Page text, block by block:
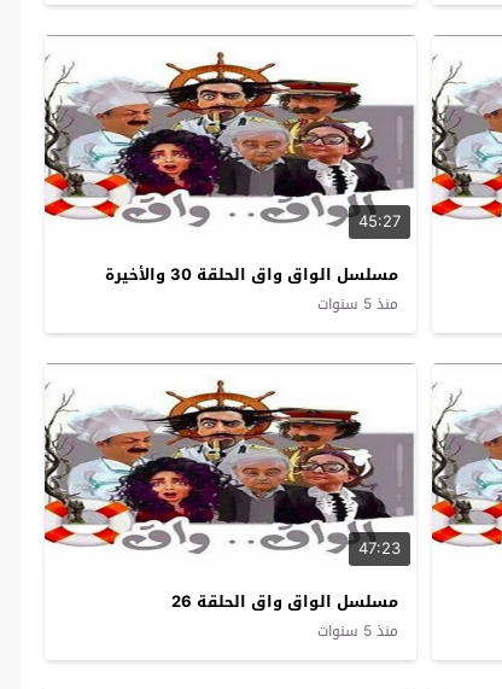
45:27
مسلسل الواق واق الحلقة 30 والأخيرة
منذ 5 سنوات
47:23
مسلسل الواق واق الحلقة 26
منذ 5 سنوات